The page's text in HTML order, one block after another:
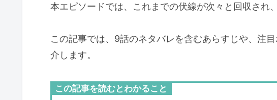
本エピソードでは、これまでの伏線が次々と回収され
この記事では、9話のネタバレを含むあらすじや、注
介します。
この記事を読むとわかること